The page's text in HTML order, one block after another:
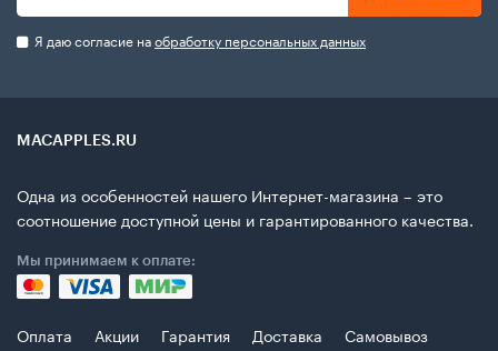
Я даю согласие наобработку персональных данных
MACAPPLES.RU
Одна из особенностей нашего Интернет-магазина – это
соотношение доступной цены и гарантированного качества.
Мы принимаем к оплате:
Оплата Акции Гарантия Доставка
Самовывоз